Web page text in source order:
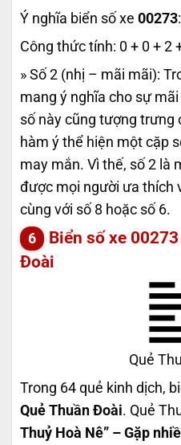
Ý nghĩa biển số xe 00273:
Công thức tính: 0 + 0 + 2
» Số 2 (nhị – mãi mãi):
mang ý nghĩa cho sự
số này cũng tượng trưng
hàm ý thể hiện một cặp
may mắn. Vì thế, số 2 là
được mọi người ưa thích
cùng với số 8 hoặc số 6.
Biển số xe
Đoài
Quẻ
Trong 64 quẻ kinh dịch,
Quẻ Thuần Đoài. Quẻ
Thuỷ Hoà Nê” – Gặp